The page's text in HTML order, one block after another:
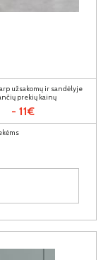
užsakomų ir sandėlyje
prekių kainų
- 11€